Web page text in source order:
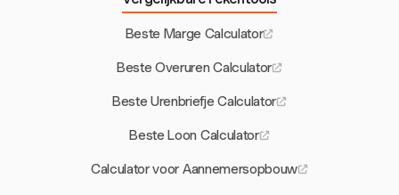
Beste Marge Calculator
Beste Overuren Calculator
Beste Urenbriefje Calculator
Beste Loon Calculator
Calculator voor Aannemersopbouw